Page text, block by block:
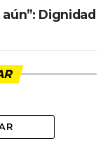
Dignidad